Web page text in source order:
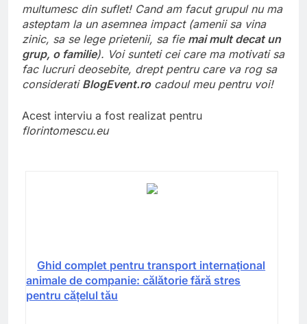
multumesc din suflet! Cand am facut grupul nu ma
asteptam la un asemnea impact (amenii sa vina
zinic, sa se lege prietenii, sa fie mai mult decat un
grup, o familie). Voi sunteti cei care ma motivati sa
fac lucruri deosebite, drept pentru care va rog sa
considerati BlogEvent.rocadoul meu pentru voi!
Acest interviu a fost realizat pentru
florintomescu.eu
Ghid complet pentru transport internațional
animale de companie: călătorie fără stres
pentru cățelul tău